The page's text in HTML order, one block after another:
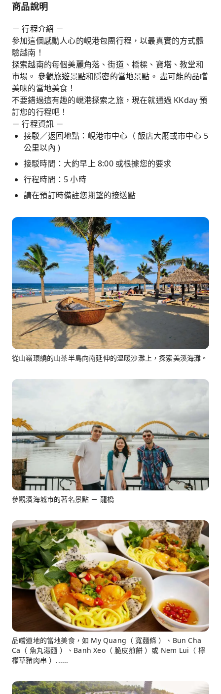
商品說明
－ 行程介紹 －
參加這個感動人心的峴港包團行程，以最真實的方式體
驗越南！
探索越南的每個美麗角落、街道、橋樑、寶塔、教堂和
市場。 參觀旅遊景點和隱密的當地景點。 盡可能的品嚐
美味的當地美食！
不要錯過這有趣的峴港探索之旅，現在就通過 KKday 預
訂您的行程吧！
－ 行程資訊 －
接駁／返回地點：峴港市中心（ 飯店大廳或市中心 5
公里以內 )
接駁時間：大約早上 8:00 或根據您的要求
行程時間：5 小時
請在預訂時備註您期望的接送點
從山嶺環繞的山茶半島向南延伸的溫暖沙灘上，探索美溪海灘。
參觀濱海城市的著名景點 － 龍橋
品嚐道地的當地美食，如 My Quang（ 寬麵條 ）、Bun Cha
Ca（ 魚丸湯麵 ）、Banh Xeo（ 脆皮煎餅 ）或 Nem Lui（ 檸
檬草豬肉串 ）......